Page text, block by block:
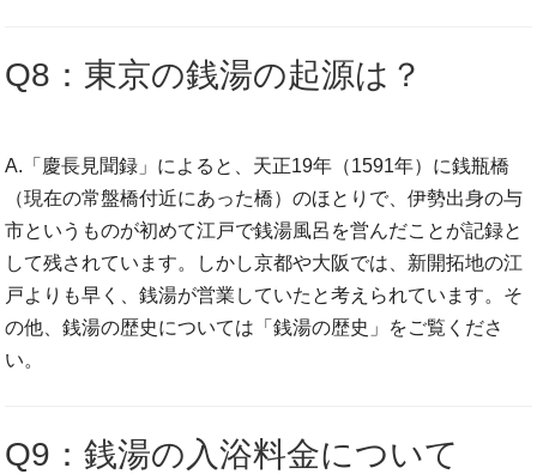
Q8：東京の銭湯の起源は？
A.「慶長見聞録」によると、天正19年（1591年）に銭瓶橋
（現在の常盤橋付近にあった橋）のほとりで、伊勢出身の与
市というものが初めて江戸で銭湯風呂を営んだことが記録と
して残されています。しかし京都や大阪では、新開拓地の江
戸よりも早く、銭湯が営業していたと考えられています。そ
の他、銭湯の歴史については「銭湯の歴史」をご覧くださ
い。
Q9：銭湯の入浴料金について